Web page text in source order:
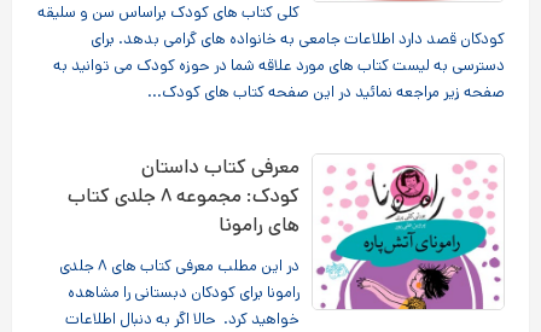
کلی کتاب های کودک براساس سن و سلیقه
کودکان قصد دارد اطلاعات جامعی به خانواده های گرامی بدهد. برای
دسترسی به لیست کتاب های مورد علاقه شما در حوزه کودک می توانید به
صفحه زیر مراجعه نمائید در این صفحه کتاب های کودک...
معرفی کتاب داستان
کودک: مجموعه ۸ جلدی کتاب
های رامونا
در این مطلب معرفی کتاب های ۸ جلدی
رامونا برای کودکان دبستانی را مشاهده
خواهید کرد. حالا اگر به دنبال اطلاعات